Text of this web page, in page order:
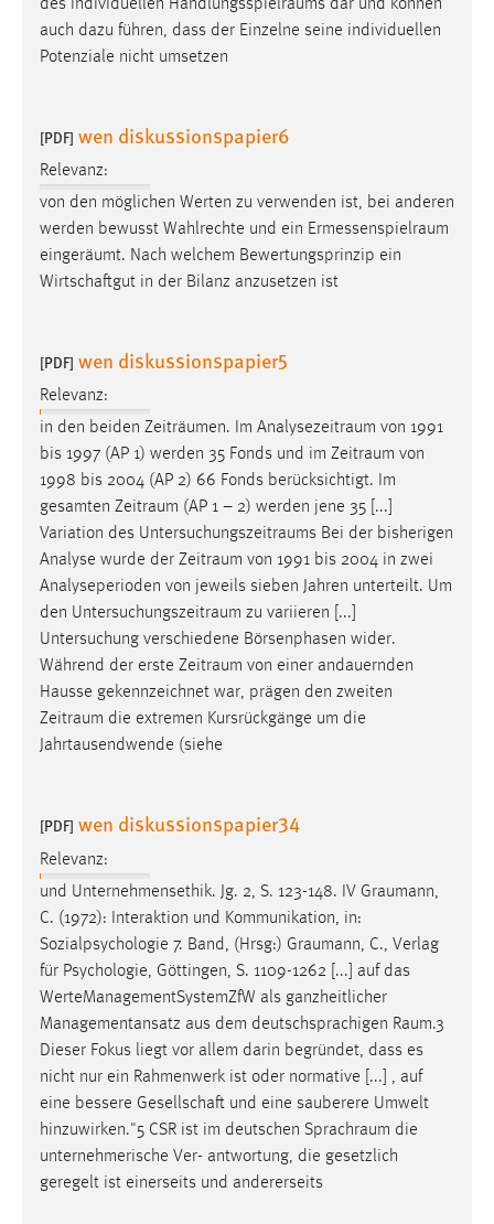
des individuellen Handlungsspielraums dar und können
auch dazu führen, dass der Einzelne seine individuellen
Potenziale nicht umsetzen
[PDF] wen diskussionspapier6
Relevanz:
von den möglichen Werten zu verwenden ist, bei anderen
werden bewusst Wahlrechte und ein Ermessenspielraum
eingeräumt. Nach welchem Bewertungsprinzip ein
Wirtschaftgut in der Bilanz anzusetzen ist
[PDF] wen diskussionspapier5
Relevanz:
in den beiden Zeiträumen. Im Analysezeitraum von 1991
bis 1997 (AP 1) werden 35 Fonds und im Zeitraum von
1998 bis 2004 (AP 2) 66 Fonds berücksichtigt. Im
gesamten Zeitraum (AP 1 – 2) werden jene 35 [...]
Variation des Untersuchungszeitraums Bei der bisherigen
Analyse wurde der Zeitraum von 1991 bis 2004 in zwei
Analyseperioden von jeweils sieben Jahren unterteilt. Um
den Untersuchungszeitraum zu variieren [...]
Untersuchung verschiedene Börsenphasen wider.
Während der erste Zeitraum von einer andauernden
Hausse gekennzeichnet war, prägen den zweiten
Zeitraum die extremen Kursrückgänge um die
Jahrtausendwende (siehe
[PDF] wen diskussionspapier34
Relevanz:
und Unternehmensethik. Jg. 2, S. 123-148. IV Graumann,
C. (1972): Interaktion und Kommunikation, in:
Sozialpsychologie 7. Band, (Hrsg:) Graumann, C., Verlag
für Psychologie, Göttingen, S. 1109-1262 [...] auf das
WerteManagementSystemZfW als ganzheitlicher
Managementansatz aus dem deutschsprachigen Raum.3
Dieser Fokus liegt vor allem darin begründet, dass es
nicht nur ein Rahmenwerk ist oder normative [...] , auf
eine bessere Gesellschaft und eine sauberere Umwelt
hinzuwirken."5 CSR ist im deutschen Sprachraum die
unternehmerische Ver- antwortung, die gesetzlich
geregelt ist einerseits und andererseits